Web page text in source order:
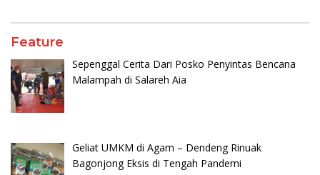
Feature
Sepenggal Cerita Dari Posko Penyintas Bencana
Malampah di Salareh Aia
Geliat UMKM di Agam – Dendeng Rinuak
Bagonjong Eksis di Tengah Pandemi